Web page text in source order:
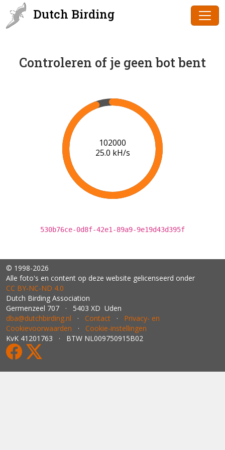
Dutch Birding
Controleren of je geen bot bent
102000
25.0 kH/s
530b76ce-0d8f-42e1-89a9-9e19d43d395f
© 1998-2026
Alle foto's en content op deze website gelicenseerd onder
CC BY‑NC‑ND 4.0
Dutch Birding Association
Germenzeel 707 · 5403 XD Uden
dba@dutchbirding.nl · Contact · Privacy- en
Cookievoorwaarden · Cookie-instellingen
KvK 41201763 · BTW NL009750915B02